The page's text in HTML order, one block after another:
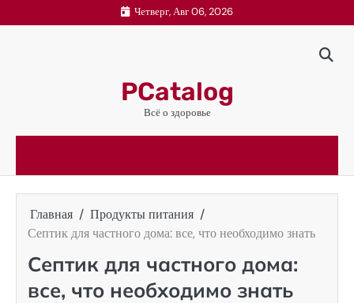
к
Четверг, Авг 06, 2026
PCatalog
Всё о здоровье
Главная
Продукты питания
Септик для частного дома: все, что необходимо знать
Септик для частного дома:
все, что необходимо знать